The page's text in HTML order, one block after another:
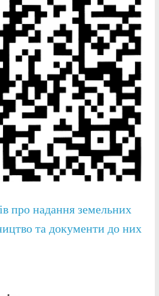
про надання земельних
та документи до них